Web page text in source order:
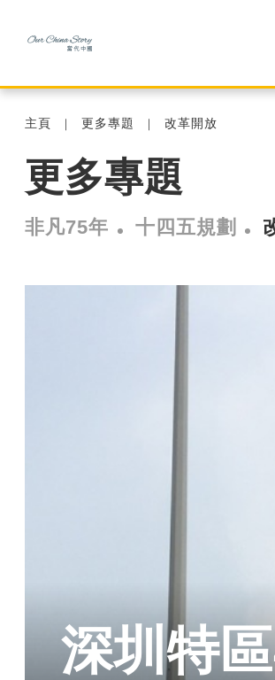
主頁 更多專題 改革開放
更多專題
非凡75年 十四五規劃
深圳特